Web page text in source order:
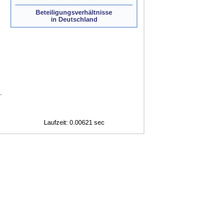
Beteiligungsverhältnisse
in Deutschland
Laufzeit: 0.00621 sec